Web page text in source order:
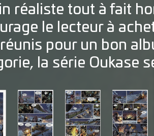
réaliste tout à fait
le lecteur à
pour un bon
la série Oukase